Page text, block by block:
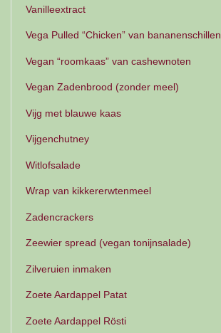
Vanilleextract
Vega Pulled “Chicken” van bananenschillen
Vegan “roomkaas” van cashewnoten
Vegan Zadenbrood (zonder meel)
Vijg met blauwe kaas
Vijgenchutney
Witlofsalade
Wrap van kikkererwtenmeel
Zadencrackers
Zeewier spread (vegan tonijnsalade)
Zilveruien inmaken
Zoete Aardappel Patat
Zoete Aardappel Rösti